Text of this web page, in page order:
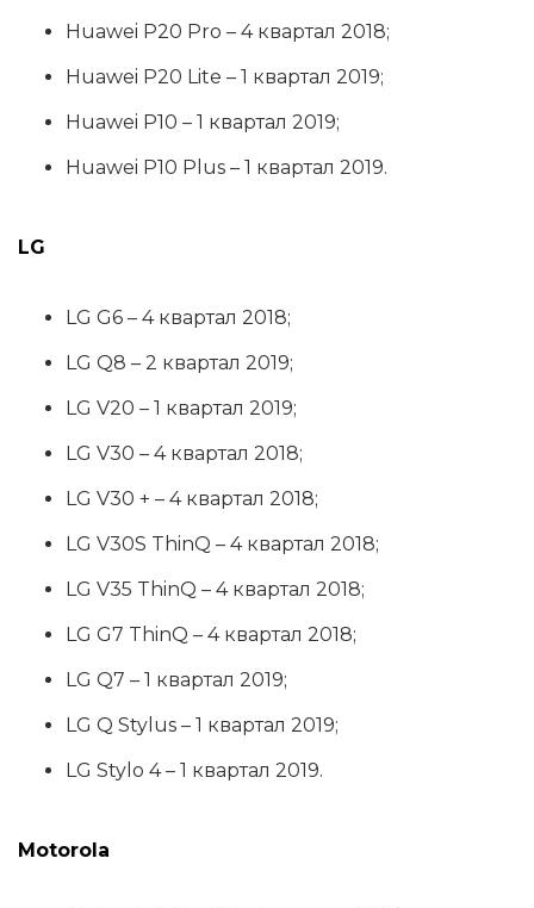
Huawei P20 Pro – 4 квартал 2018;
Huawei P20 Lite – 1 квартал 2019;
Huawei P10 – 1 квартал 2019;
Huawei P10 Plus – 1 квартал 2019.
LG
LG G6 – 4 квартал 2018;
LG Q8 – 2 квартал 2019;
LG V20 – 1 квартал 2019;
LG V30 – 4 квартал 2018;
LG V30 + – 4 квартал 2018;
LG V30S ThinQ – 4 квартал 2018;
LG V35 ThinQ – 4 квартал 2018;
LG G7 ThinQ – 4 квартал 2018;
LG Q7 – 1 квартал 2019;
LG Q Stylus – 1 квартал 2019;
LG Stylo 4 – 1 квартал 2019.
Motorola